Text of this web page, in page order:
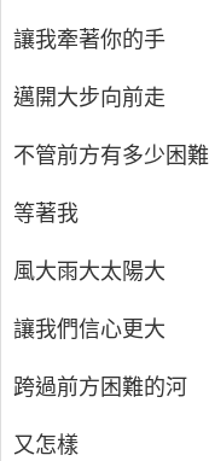
讓我牽著你的手
邁開大步向前走
不管前方有多少困難
等著我
風大雨大太陽大
讓我們信心更大
跨過前方困難的河
又怎樣